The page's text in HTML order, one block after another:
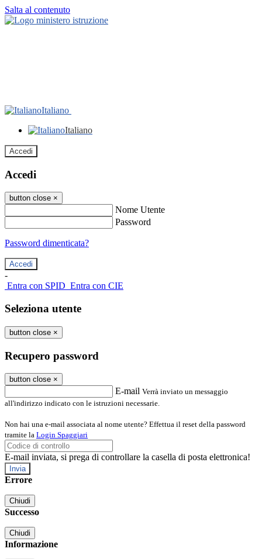
Salta al contenuto
Italiano
Italiano
Accedi
Accedi
button close ×
Nome Utente
Password
Password dimenticata?
-
Entra con SPID Entra con CIE
Seleziona utente
button close ×
Recupero password
button close ×
E-mail Verrà inviato un messaggio
all'indirizzo indicato con le istruzioni necessarie.
Non hai una e-mail associata al nome utente? Effettua il reset della password
tramite la Login Spaggiari
E-mail inviata, si prega di controllare la casella di posta elettronica!
Errore
Chiudi
Successo
Chiudi
Informazione